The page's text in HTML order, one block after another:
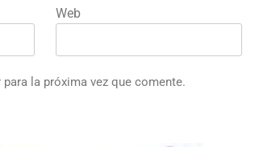
Web
la próxima vez que comente.